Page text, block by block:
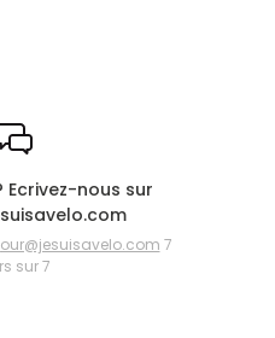
Ecrivez-nous sur
7
sur 7